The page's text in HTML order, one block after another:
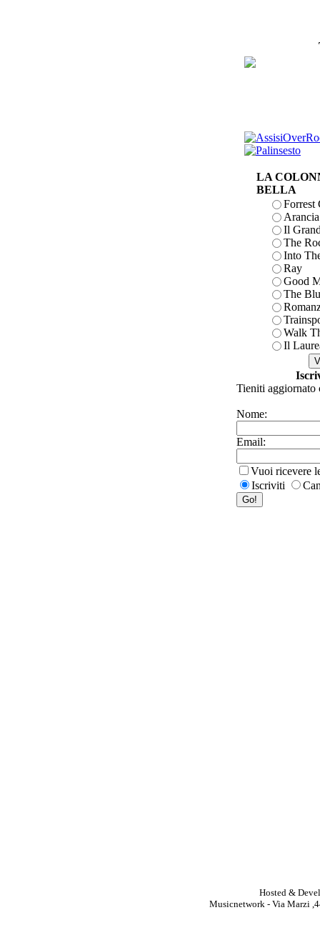
LA
BELLA
Forrest
Il
The
Into
Ray
Good
The
Walk
Il
Tieniti aggiornato
Nome:
Email:
Vuoi ricevere
Iscriviti
Hosted &
Musicnetwork - Via Marzi